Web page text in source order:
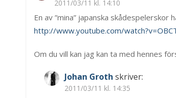
2011/03/11 kl. 14:10
En av ”mina” japanska skådespelerskor
http://www.youtube.com/
Om du vill kan jag kan ta med hennes
Johan Groth skriver:
2011/03/11 kl. 14:35